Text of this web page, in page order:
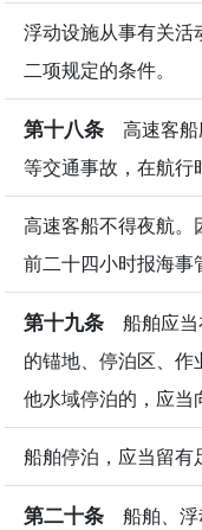
浮动设施从事有关活
二项规定的条件。
第十八条 高速客船
等交通事故，在航行
高速客船不得夜航。
前二十四小时报海事
第十九条 船舶应当
的锚地、停泊区、
他水域停泊的，应当
船舶停泊，应当留有
第二十条 船舶、浮